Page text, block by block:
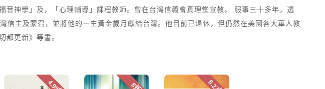
神學」及，「心理輔導」課程教師。曾在台灣信義會真理堂宣教。 服事三十多年，透
主及蒙召，並將他的一生黃金歲月獻給台灣。他目前已退休，但仍然在美國各大華人教
都更新》等書。